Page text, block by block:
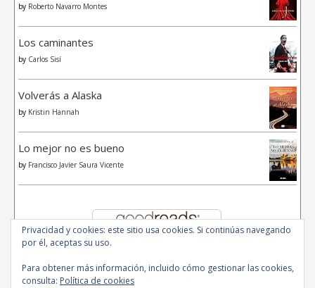
by Roberto Navarro Montes
Los caminantes
by Carlos Sisí
Volverás a Alaska
by Kristin Hannah
Lo mejor no es bueno
by Francisco Javier Saura Vicente
Privacidad y cookies: este sitio usa cookies. Si continúas navegando
por él, aceptas su uso.
Para obtener más información, incluido cómo gestionar las cookies,
consulta: Política de cookies